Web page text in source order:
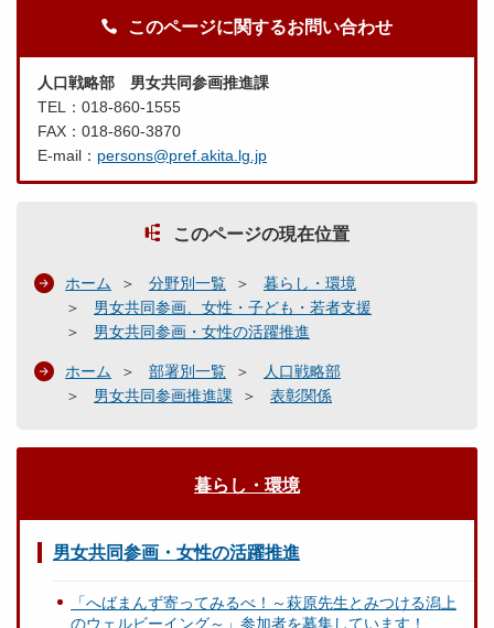
このページに関するお問い合わせ
人口戦略部 男女共同参画推進課
TEL：018-860-1555
FAX：018-860-3870
E-mail： persons@pref.akita.lg.jp
このページの現在位置
ホーム 分野別一覧
暮らし・環境
男女共同参画、女性・子ども・若者支援
男女共同参画・女性の活躍推進
ホーム 部署別一覧
人口戦略部
男女共同参画推進課
表彰関係
暮らし・環境
男女共同参画・女性の活躍推進
「へばまんず寄ってみるべ！～萩原先生とみつける潟上
のウェルビーイング～」参加者を募集しています！